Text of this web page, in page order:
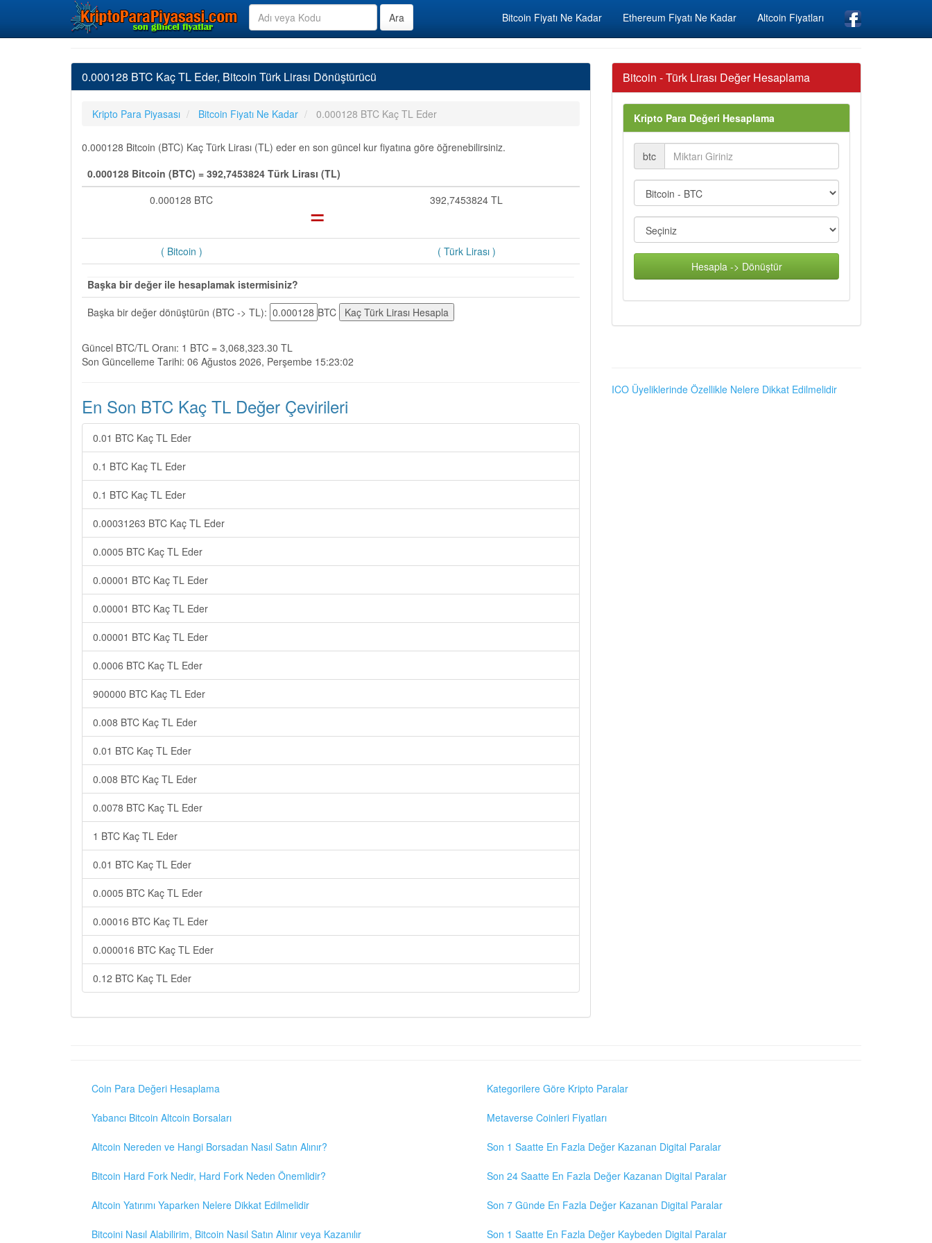
Bitcoin Fiyatı Ne Kadar Ethereum Fiyatı Ne Kadar Altcoin Fiyatları
0.000128 BTC Kaç TL Eder, Bitcoin Türk Lirası Dönüştürücü
Kripto Para Piyasası Bitcoin Fiyatı Ne Kadar 0.000128 BTC Kaç TL Eder
0.000128 Bitcoin (BTC) Kaç Türk Lirası (TL) eder en son güncel kur fiyatına göre öğrenebilirsiniz.
0.000128 Bitcoin (BTC) = 392,7453824 Türk Lirası (TL)
0.000128 BTC
= 392,7453824 TL
( Bitcoin ) ( Türk Lirası )
Başka bir değer ile hesaplamak istermisiniz?
Başka bir değer dönüştürün (BTC -> TL):
BTC
Güncel BTC/TL Oranı: 1 BTC = 3,068,323.30 TL
Son Güncelleme Tarihi: 06 Ağustos 2026, Perşembe 15:23:02
En Son BTC Kaç TL Değer Çevirileri
0.01 BTC Kaç TL Eder
0.1 BTC Kaç TL Eder
0.1 BTC Kaç TL Eder
0.00031263 BTC Kaç TL Eder
0.0005 BTC Kaç TL Eder
0.00001 BTC Kaç TL Eder
0.00001 BTC Kaç TL Eder
0.00001 BTC Kaç TL Eder
0.0006 BTC Kaç TL Eder
900000 BTC Kaç TL Eder
0.008 BTC Kaç TL Eder
0.01 BTC Kaç TL Eder
0.008 BTC Kaç TL Eder
0.0078 BTC Kaç TL Eder
1 BTC Kaç TL Eder
0.01 BTC Kaç TL Eder
0.0005 BTC Kaç TL Eder
0.00016 BTC Kaç TL Eder
0.000016 BTC Kaç TL Eder
0.12 BTC Kaç TL Eder
Bitcoin - Türk Lirası Değer Hesaplama
Kripto Para Değeri Hesaplama
btc
Hesapla -> Dönüştür
ICO Üyeliklerinde Özellikle Nelere Dikkat Edilmelidir
Coin Para Değeri Hesaplama
Yabancı Bitcoin Altcoin Borsaları
Altcoin Nereden ve Hangi Borsadan Nasıl Satın Alınır?
Bitcoin Hard Fork Nedir, Hard Fork Neden Önemlidir?
Altcoin Yatırımı Yaparken Nelere Dikkat Edilmelidir
Bitcoini Nasıl Alabilirim, Bitcoin Nasıl Satın Alınır veya Kazanılır
Kategorilere Göre Kripto Paralar
Metaverse Coinleri Fiyatları
Son 1 Saatte En Fazla Değer Kazanan Digital Paralar
Son 24 Saatte En Fazla Değer Kazanan Digital Paralar
Son 7 Günde En Fazla Değer Kazanan Digital Paralar
Son 1 Saatte En Fazla Değer Kaybeden Digital Paralar